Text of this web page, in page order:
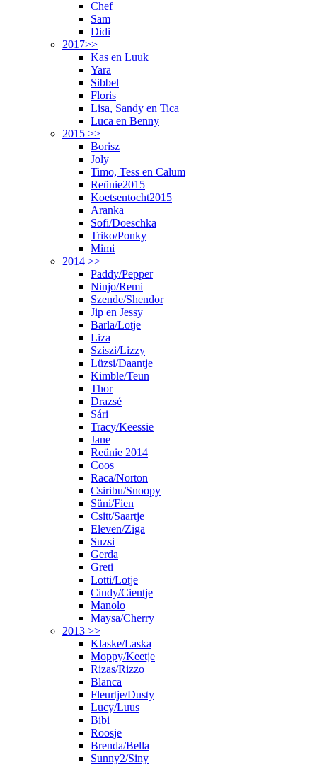
Chef
Sam
Didi
2017>>
Kas en Luuk
Yara
Sibbel
Floris
Lisa, Sandy en Tica
Luca en Benny
2015 >>
Borisz
Joly
Timo, Tess en Calum
Reünie2015
Koetsentocht2015
Aranka
Sofi/Doeschka
Triko/Ponky
Mimi
2014 >>
Paddy/Pepper
Ninjo/Remi
Szende/Shendor
Jip en Jessy
Barla/Lotje
Liza
Sziszi/Lizzy
Lüzsi/Daantje
Kimble/Teun
Thor
Drazsé
Sári
Tracy/Keessie
Jane
Reünie 2014
Coos
Raca/Norton
Csiribu/Snoopy
Süni/Fien
Csitt/Saartje
Eleven/Ziga
Suzsi
Gerda
Greti
Lotti/Lotje
Cindy/Cientje
Manolo
Maysa/Cherry
2013 >>
Klaske/Laska
Moppy/Keetje
Rizas/Rizzo
Blanca
Fleurtje/Dusty
Lucy/Luus
Bibi
Roosje
Brenda/Bella
Sunny2/Siny